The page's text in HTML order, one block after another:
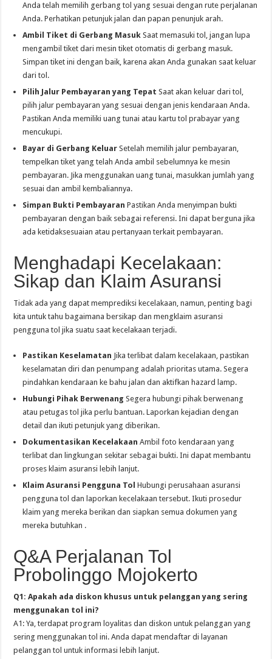
Anda telah memilih gerbang tol yang sesuai dengan rute perjalanan
Anda. Perhatikan petunjuk jalan dan papan penunjuk arah.
Ambil Tiket di Gerbang Masuk Saat memasuki tol, jangan lupa
mengambil tiket dari mesin tiket otomatis di gerbang masuk.
Simpan tiket ini dengan baik, karena akan Anda gunakan saat keluar
dari tol.
Pilih Jalur Pembayaran yang Tepat Saat akan keluar dari tol,
pilih jalur pembayaran yang sesuai dengan jenis kendaraan Anda.
Pastikan Anda memiliki uang tunai atau kartu tol prabayar yang
mencukupi.
Bayar di Gerbang Keluar Setelah memilih jalur pembayaran,
tempelkan tiket yang telah Anda ambil sebelumnya ke mesin
pembayaran. Jika menggunakan uang tunai, masukkan jumlah yang
sesuai dan ambil kembaliannya.
Simpan Bukti Pembayaran Pastikan Anda menyimpan bukti
pembayaran dengan baik sebagai referensi. Ini dapat berguna jika
ada ketidaksesuaian atau pertanyaan terkait pembayaran.
Menghadapi Kecelakaan:
Sikap dan Klaim Asuransi
Tidak ada yang dapat memprediksi kecelakaan, namun, penting bagi
kita untuk tahu bagaimana bersikap dan mengklaim asuransi
pengguna tol jika suatu saat kecelakaan terjadi.
Pastikan Keselamatan Jika terlibat dalam kecelakaan, pastikan
keselamatan diri dan penumpang adalah prioritas utama. Segera
pindahkan kendaraan ke bahu jalan dan aktifkan hazard lamp.
Hubungi Pihak Berwenang Segera hubungi pihak berwenang
atau petugas tol jika perlu bantuan. Laporkan kejadian dengan
detail dan ikuti petunjuk yang diberikan.
Dokumentasikan Kecelakaan Ambil foto kendaraan yang
terlibat dan lingkungan sekitar sebagai bukti. Ini dapat membantu
proses klaim asuransi lebih lanjut.
Klaim Asuransi Pengguna Tol Hubungi perusahaan asuransi
pengguna tol dan laporkan kecelakaan tersebut. Ikuti prosedur
klaim yang mereka berikan dan siapkan semua dokumen yang
mereka butuhkan .
Q&A Perjalanan Tol
Probolinggo Mojokerto
Q1: Apakah ada diskon khusus untuk pelanggan yang sering
menggunakan tol ini?
A1: Ya, terdapat program loyalitas dan diskon untuk pelanggan yang
sering menggunakan tol ini. Anda dapat mendaftar di layanan
pelanggan tol untuk informasi lebih lanjut.